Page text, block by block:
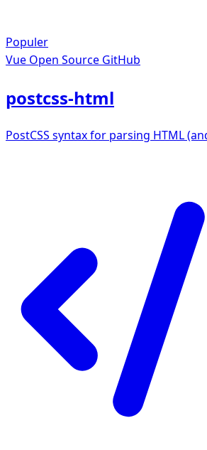
Populer
Vue Open Source GitHub
postcss-html
PostCSS syntax for parsing HTML